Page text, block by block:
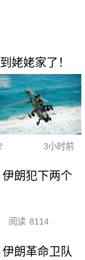
姥姥家了！
3小时前
朗犯下两个
阅读 8114
朗革命卫队